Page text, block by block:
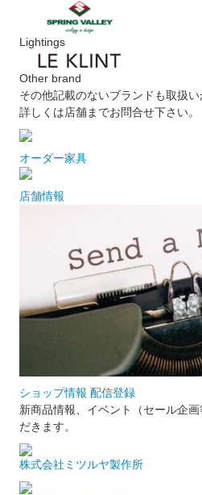
Lightings
Other brand
その他記載のないブランドも取扱い
詳しくは店舗までお問合せ下さい。
オーダー家具
店舗情報
ショップ情報 配信登録
新商品情報、イベント（セール企
だきます。
株式会社ミツルヤ製作所